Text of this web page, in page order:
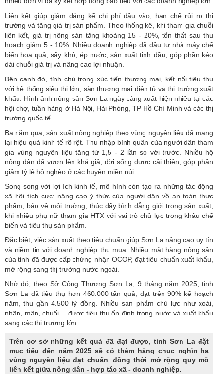
Liên kết giúp giảm đáng kể chi phí đầu vào, hạn chế rủi ro thị
trường và tăng giá trị sản phẩm. Theo thống kê, khi tham gia chuỗi
liên kết, giá trị nông sản tăng khoảng 15 - 20%, tổn thất sau thu
hoạch giảm 5 - 10%. Nhiều doanh nghiệp đã đầu tư nhà máy chế
biến hoa quả, sấy khô, ép nước, sản xuất tinh dầu, góp phần kéo
dài chuỗi giá trị và nâng cao lợi nhuận.
Bên cạnh đó, tỉnh chú trọng xúc tiến thương mại, kết nối tiêu thụ
với hệ thống siêu thị lớn, sàn thương mại điện tử và thị trường xuất
khẩu. Hình ảnh nông sản Sơn La ngày càng xuất hiện nhiều tại các
hội chợ, tuần hàng ở Hà Nội, Hải Phòng, TP Hồ Chí Minh và các thị
trường quốc tế.
Ba năm qua, sản xuất nông nghiệp theo vùng nguyên liệu đã mang
lại hiệu quả kinh tế rõ rệt. Thu nhập bình quân của người dân tham
gia vùng nguyên liệu tăng từ 1,5 - 2 lần so với trước. Nhiều hộ
nông dân đã vươn lên khá giả, đời sống được cải thiện, góp phần
giảm tỷ lệ hộ nghèo ở các huyện miền núi.
Song song với lợi ích kinh tế, mô hình còn tạo ra những tác động
xã hội tích cực: nâng cao ý thức của người dân về an toàn thực
phẩm, bảo vệ môi trường, thúc đẩy bình đẳng giới trong sản xuất,
khi nhiều phụ nữ tham gia HTX với vai trò chủ lực trong khâu chế
biến và tiêu thụ sản phẩm.
Đặc biệt, việc sản xuất theo tiêu chuẩn giúp Sơn La nâng cao uy tín
và niềm tin với doanh nghiệp thu mua. Nhiều mặt hàng nông sản
của tỉnh đã được cấp chứng nhận OCOP, đạt tiêu chuẩn xuất khẩu,
mở rộng sang thị trường nước ngoài.
Nhờ đó, theoSở Công Thương Sơn La, 9 tháng năm 2025, tỉnh
Sơn La đã tiêu thụ hơn 460.000 tấn quả, đạt trên 90% kế hoạch
năm, thu gần 4.500 tỷ đồng. Nhiều sản phẩm chủ lực như xoài,
nhãn, mận, chuối… được tiêu thụ ổn định trong nước và xuất khẩu
sang các thị trường lớn.
Trên cơ sở những kết quả đã đạt được, tỉnh Sơn La đặt
mục tiêu đến năm 2025 sẽ có thêm hàng chục nghìn ha
vùng nguyên liệu đạt chuẩn, đồng thời mở rộng quy mô
liên kết giữa nông dân - hợp tác xã - doanh nghiệp.